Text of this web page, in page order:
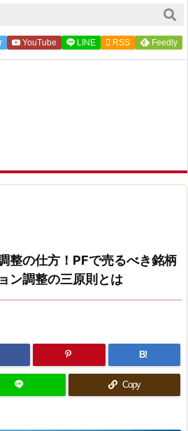



YouTube LINE  RSS Feedly
整の仕方！PFで売るべき銘柄
ン調整の三原則とは
B!
Copy